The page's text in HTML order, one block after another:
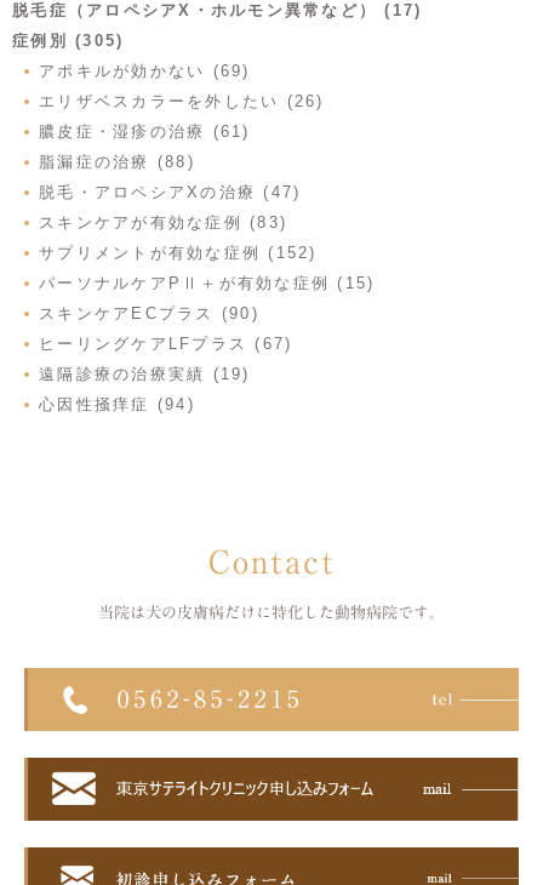
脱毛症（アロペシアX・ホルモン異常など） (17)
症例別 (305)
アポキルが効かない (69)
エリザベスカラーを外したい (26)
膿皮症・湿疹の治療 (61)
脂漏症の治療 (88)
脱毛・アロペシアXの治療 (47)
スキンケアが有効な症例 (83)
サプリメントが有効な症例 (152)
パーソナルケアPⅡ＋が有効な症例 (15)
スキンケアECプラス (90)
ヒーリングケアLFプラス (67)
遠隔診療の治療実績 (19)
心因性掻痒症 (94)
Contact
当院は犬の皮膚病だけに特化した 動物病院です。